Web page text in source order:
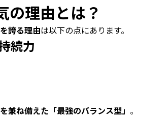
の理由とは？
誇る理由は以下の点にあります。
続力
兼ね備えた「最強のバランス型」 。